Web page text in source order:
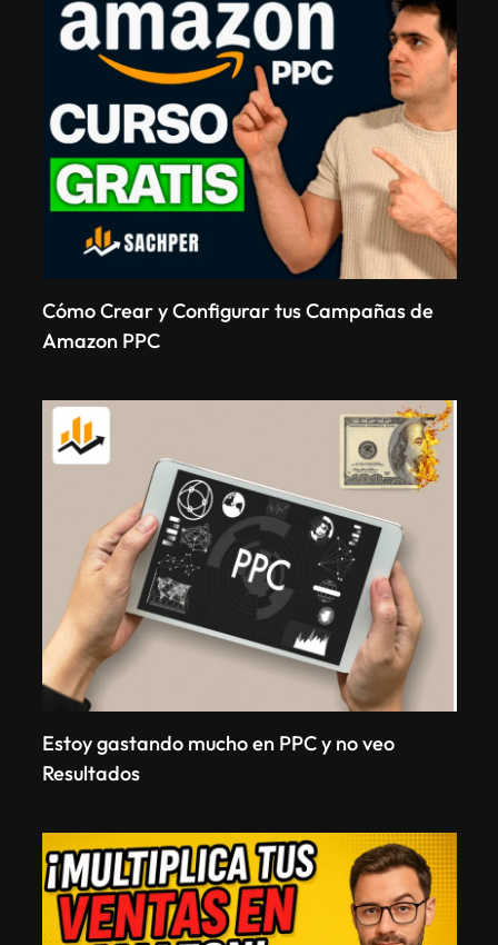
Cómo Crear y Configurar tus Campañas de
Amazon PPC
Estoy gastando mucho en PPC y no veo
Resultados